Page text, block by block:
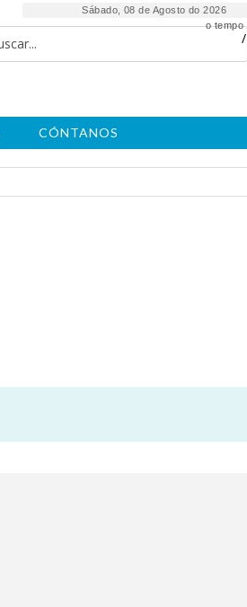
Sábado, 08 de Agosto do 2026
/
o tempo
CÓNTANOS